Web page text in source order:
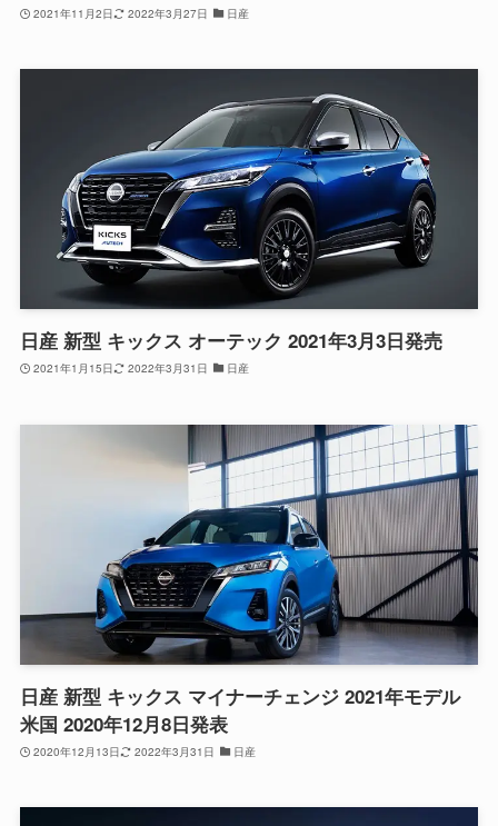
2021年11月2日 2022年3月27日 日産
日産 新型 キックス オーテック 2021年3月3日発売
2021年1月15日 2022年3月31日 日産
日産 新型 キックス マイナーチェンジ 2021年モデル
米国 2020年12月8日発表
2020年12月13日 2022年3月31日 日産